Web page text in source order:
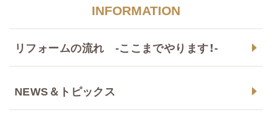
INFORMATION
リフォームの流れ -ここまでやります！-
NEWS＆トピックス